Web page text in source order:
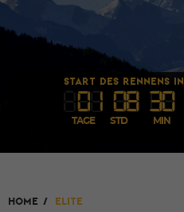
START DES RENNENS IN
0 1 08 30
TAGE STD MIN
HOME / Elite